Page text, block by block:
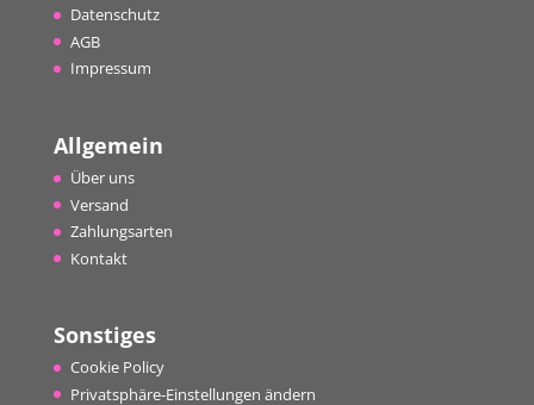
Datenschutz
AGB
Impressum
Allgemein
Über uns
Versand
Zahlungsarten
Kontakt
Sonstiges
Cookie Policy
Privatsphäre-Einstellungen ändern